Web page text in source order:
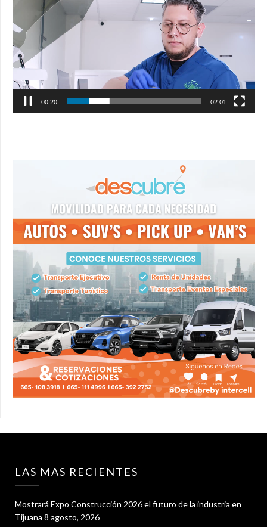
00:21 02:01
LAS MAS RECIENTES
Mostrará Expo Construcción 2026 el futuro de la industria en
Tijuana 8 agosto, 2026